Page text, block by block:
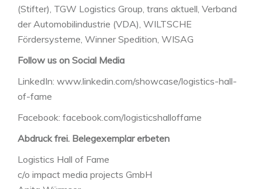
(Stifter), TGW Logistics Group, trans aktuell, Verband
der Automobilindustrie (VDA), WILTSCHE
Fördersysteme, Winner Spedition, WISAG
Follow us on Social Media
LinkedIn: www.linkedin.com/showcase/logistics-hall-
of-fame
Facebook: facebook.com/logisticshalloffame
Abdruck frei. Belegexemplar erbeten
Logistics Hall of Fame
c/o impact media projects GmbH